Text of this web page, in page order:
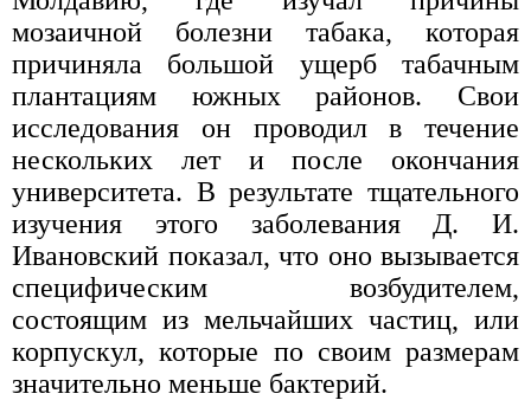
мозаичной болезни табака, которая
причиняла большой ущерб табачным
плантациям южных районов. Свои
исследования он проводил в течение
нескольких лет и после окончания
университета. В результате тщательного
изучения этого заболевания Д. И.
Ивановский показал, что оно вызывается
специфическим возбудителем,
состоящим из мельчайших частиц, или
корпускул, которые по своим размерам
значительно меньше бактерий.